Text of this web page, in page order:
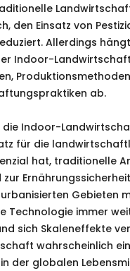
den Einsatz von
Allerdings
Indoor-
ab.
Indoor-
für die
hat, traditionelle
zur
Gebieten
Technologie immer
sich Skaleneffekte
wahrscheinlich
der globalen